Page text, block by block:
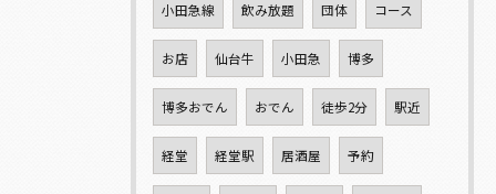
小田急線 飲み放題 団体 コース
お店 仙台牛 小田急 博多
博多おでん おでん 徒歩2分 駅近
経堂 経堂駅 居酒屋 予約